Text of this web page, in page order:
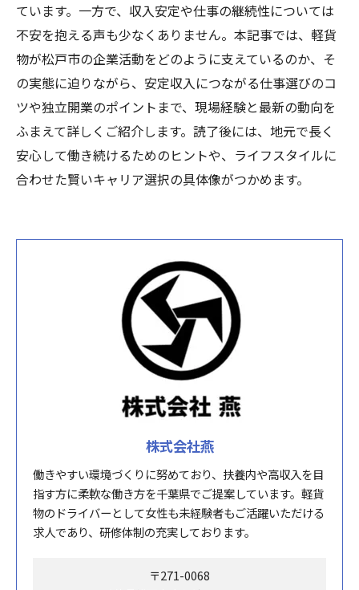
ています。一方で、収入安定や仕事の継続性については
不安を抱える声も少なくありません。本記事では、軽貨
物が松戸市の企業活動をどのように支えているのか、そ
の実態に迫りながら、安定収入につながる仕事選びのコ
ツや独立開業のポイントまで、現場経験と最新の動向を
ふまえて詳しくご紹介します。読了後には、地元で長く
安心して働き続けるためのヒントや、ライフスタイルに
合わせた賢いキャリア選択の具体像がつかめます。
株式会社燕
働きやすい環境づくりに努めており、扶養内や高収入を目
指す方に柔軟な働き方を千葉県でご提案しています。軽貨
物のドライバーとして女性も未経験者もご活躍いただける
求人であり、研修体制の充実しております。
〒271-0068